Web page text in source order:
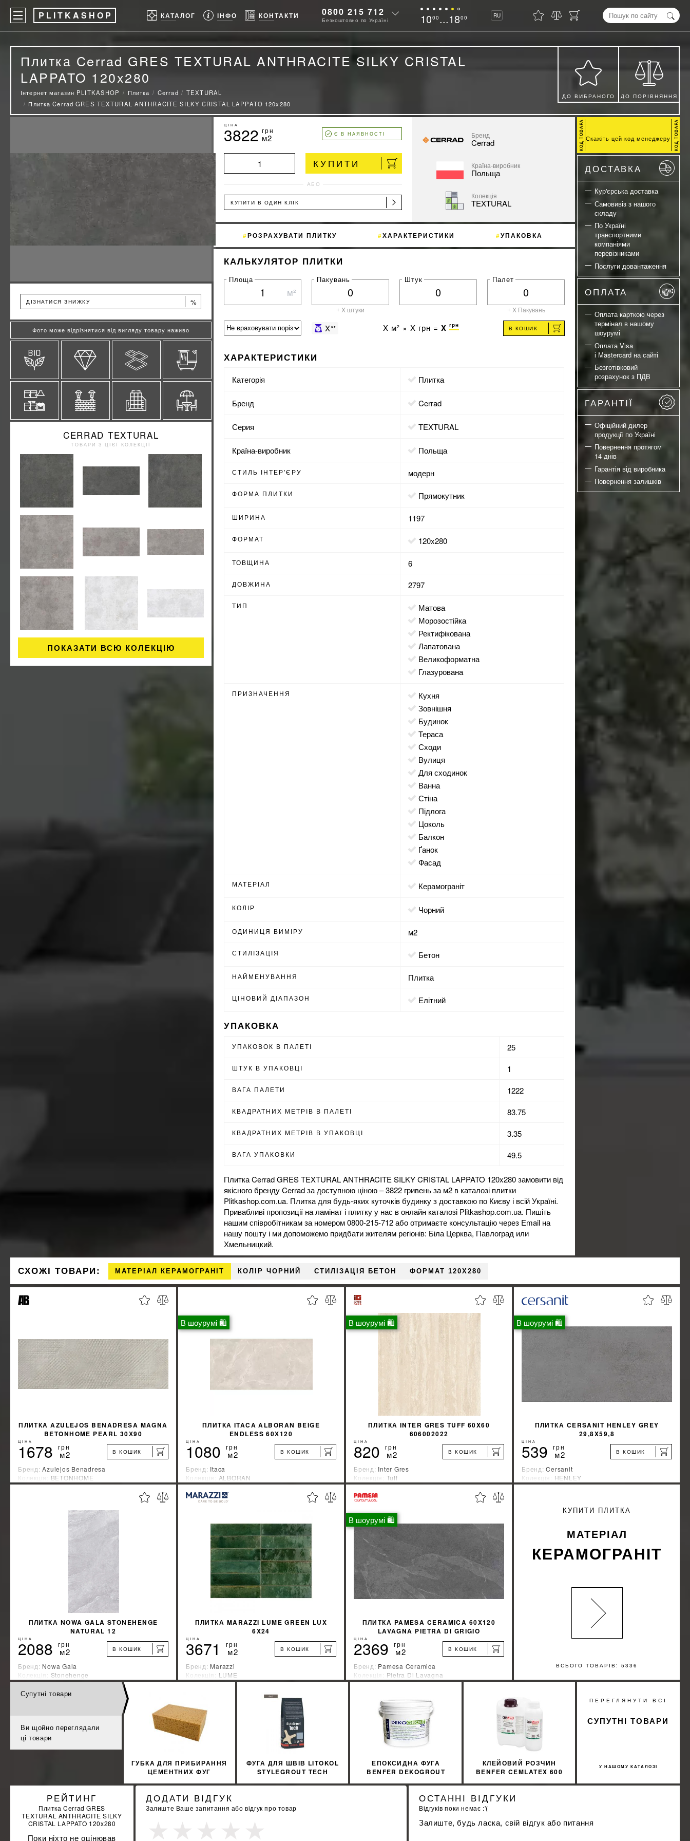
P LITKASHOP КАТАЛОГ ІНФО КОНТАКТИ 0800 215 712
Безкоштовно по Україні 1000 ...1800 RU
Плитка Cerrad GRES TEXTURAL ANTHRACITE SILKY CRISTAL
LAPPATO 120x280
Інтернет магазин PLITKASHOP Плитка Cerrad
TEXTURAL
Плитка Cerrad GRES TEXTURAL ANTHRACITE SILKY CRISTAL LAPPATO 120x280
ДО ВИБРАНОГО ДО ПОРІВНЯННЯ
ДІЗНАТИСЯ ЗНИЖКУ %
Фото може відрізнятися від вигляду товару наживо
CERRAD TEXTURAL
ТОВАРИ З ЦІЄЇ КОЛЕКЦІЇ
ПОКАЗАТИ ВСЮ КОЛЕКЦІЮ
ЦІНА
3822 грн
м2 Є В НАЯВНОСТІ
КУПИТИ
АБО
КУПИТИ В ОДИН КЛІК
Бренд
Cerrad
Країна-виробник
Польща
Колекція
TEXTURAL
РОЗРАХУВАТИ ПЛИТКУ ХАРАКТЕРИСТИКИ УПАКОВКА
КАЛЬКУЛЯТОР ПЛИТКИ
Площа
м²
Пакувань
+ X штуки
Штук Палет
+ X Пакувань
X кг X м² × X грн = X грн В КОШИК
ХАРАКТЕРИСТИКИ
Категорія Плитка
Бренд Cerrad
Серия TEXTURAL
Країна-виробник Польща
СТИЛЬ ІНТЕР'ЄРУ модерн
ФОРМА ПЛИТКИ прямокутник
ШИРИНА 1197
ФОРМАТ 120x280
ТОВЩИНА 6
ДОВЖИНА 2797
ТИП
матова
морозостійка
ректифікована
лапатована
великоформатна
глазурована
ПРИЗНАЧЕННЯ
кухня
зовнішня
будинок
тераса
сходи
вулиця
для сходинок
ванна
стіна
підлога
цоколь
балкон
ґанок
фасад
МАТЕРІАЛ Керамограніт
КОЛІР чорний
ОДИНИЦЯ ВИМІРУ м2
СТИЛІЗАЦІЯ бетон
НАЙМЕНУВАННЯ Плитка
ЦІНОВИЙ ДІАПАЗОН Елітний
УПАКОВКА
УПАКОВОК В ПАЛЕТІ 25
ШТУК В УПАКОВЦІ 1
ВАГА ПАЛЕТИ 1222
КВАДРАТНИХ МЕТРІВ В ПАЛЕТІ 83.75
КВАДРАТНИХ МЕТРІВ В УПАКОВЦІ 3.35
ВАГА УПАКОВКИ 49.5
Плитка Cerrad GRES TEXTURAL ANTHRACITE SILKY CRISTAL LAPPATO 120x280 замовити від
якісного бренду Cerrad за доступною ціною – 3822 гривень за м2 в каталозі плитки
Plitkashop.com.ua. Плитка для будь-яких куточків будинку з доставкою по Києву і всій Україні.
Привабливі пропозиції на ламінат і плиткуу нас в онлайн каталозі Plitkashop.com.ua. Пишіть
нашим співробітникам за номером 0800-215-712 або отримаєте консультацію через Email на
нашу пошту і ми допоможемо придбати жителям регіонів: Біла Церква, Павлоград или
Хмельницкий.
Скажіть цей код менеджеру
ДОСТАВКА
Кур'єрська доставка
Самовивіз з нашого
складу
По Україні
транспортними
компаніями
перевізниками
Послуги довантаження
ОПЛАТА
Оплата карткою через
термінал в нашому
шоурумі
Оплата Visa
і Mastercard на сайті
Безготівковий
розрахунок з ПДВ
ГАРАНТІЇ
Офіційний дилер
продукції по Україні
Повернення протягом
14 днів
Гарантія від виробника
Повернення залишків
СХОЖІ ТОВАРИ: МАТЕРІАЛ КЕРАМОГРАНІТ КОЛІР ЧОРНИЙ СТИЛІЗАЦІЯ БЕТОН ФОРМАТ 120X280
ПЛИТКА AZULEJOS BENADRESA MAGNA
BETONHOME PEARL 30Х90
ЦІНА
1678 грн
м2 В КОШИК
Бренд:Azulejos Benadresa
Колекція: BETONHOME
Країна-виробник:Испания
%
КУПИТИ
В шоурумі 🛍
ПЛИТКА ITACA ALBORAN BEIGE
ENDLESS 60Х120
ЦІНА
1080 грн
м2 В КОШИК
Бренд: Itaca
Колекція: ALBORAN
Країна-виробник:Индия
%
КУПИТИ
В шоурумі 🛍
ПЛИТКА INTER GRES TUFF 60X60
606002022
ЦІНА
820 грн
м2 В КОШИК
Бренд: Inter Gres
Колекція: Tuff
Країна-виробник:Украина
%
В шоурумі 🛍
ПЛИТКА CERSANIT HENLEY GREY
29,8X59,8
ЦІНА
539 грн
м2 В КОШИК
Бренд:Cersanit
Колекція: HENLEY
Країна-виробник:Украина
ПЛИТКА NOWA GALA STONEHENGE
NATURAL 12
ЦІНА
2088 грн
м2 В КОШИК
Бренд: Nowa Gala
Колекція: Stonehenge
Країна-виробник:Польша
ДІЗНАЙТИСЯ ЗНИЖКУ
КУПИТИ
ПЛИТКА MARAZZI LUME GREEN LUX
6X24
ЦІНА
3671 грн
м2 В КОШИК
Бренд: Marazzi
Колекція: LUME
Країна-виробник:Италия
ДІЗНАЙТИСЯ ЗНИЖКУ
КУПИТИ
В шоурумі 🛍
ПЛИТКА PAMESA CERAMICA 60X120
LAVAGNA PIETRA DI GRIGIO
ЦІНА
2369 грн
м2 В КОШИК
Бренд: Pamesa Ceramica
Колекція: Pietra Di Lavagna
Країна-виробник:Испания
ДІЗНАЙТИСЯ ЗНИЖКУ
КУПИТИ
ВСЬОГО ТОВАРІВ: 5336
КУПИТИ ПЛИТКА
МАТЕРІАЛ
КЕРАМОГРАНІТ
Супутні товари
Ви щойно переглядали
ці товари
ГУБКА ДЛЯ ПРИБИРАННЯ
ЦЕМЕНТНИХ ФУГ
ФУГА ДЛЯ ШВІВ LITOKOL
STYLEGROUT TECH
ЕПОКСИДНА ФУГА
BENFER DEKOGROUT
КЛЕЙОВИЙ РОЗЧИН
BENFER CEMLATEX 600
ПЕРЕГЛЯНУТИ ВСІ
У НАШОМУ КАТАЛОЗІ
СУПУТНІ ТОВАРИ
РЕЙТИНГ
Плитка Cerrad GRES
TEXTURAL ANTHRACITE SILKY
CRISTAL LAPPATO 120x280
Поки ніхто не оцінював
ДОДАТИ ВІДГУК
Залиште Ваше запитання або відгук про товар
ОСТАННІ ВІДГУКИ
Відгуків поки немає :'(
Залиште, будь ласка, свій відгук або питання